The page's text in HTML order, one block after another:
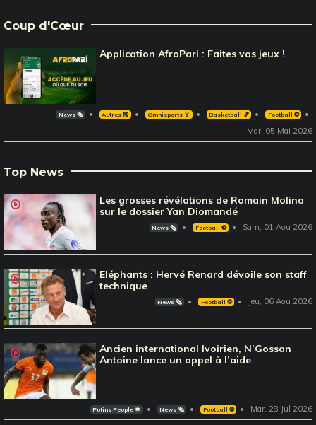
Coup d'Cœur
Application AfroPari : Faites vos jeux !
News 🗞️ Autres 🎽 Omnisports 🏅 Basketball 🏀 Football ⚽️
Mar, 05 Mai 2026
Top News
Les grosses révélations de Romain Molina
sur le dossier Yan Diomandé
News 🗞️ Football ⚽️ Sam, 01 Aou 2026
Eléphants : Hervé Renard dévoile son staff
technique
News 🗞️ Football ⚽️ Jeu, 06 Aou 2026
Ancien international Ivoirien, N’Gossan
Antoine lance un appel à l’aide
Potins People 🌟 News 🗞️ Football ⚽️ Mar, 28 Jul 2026